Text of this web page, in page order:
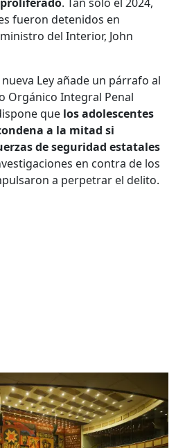
fueron detenidos en
del Interior, John
Ley añade un párrafo al
Orgánico Integral Penal
que los adolescentes
a la mitad si
de seguridad estatales
en contra de los
a perpetrar el delito.